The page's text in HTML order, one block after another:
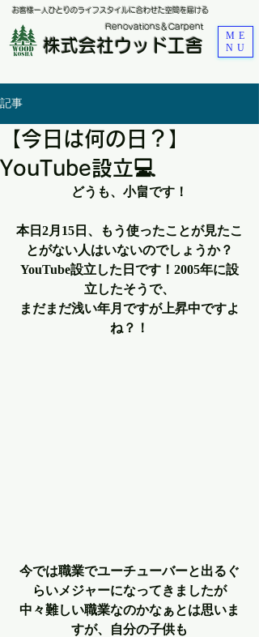
お客様一人ひとりのライフスタイルに合わせた空間を届ける
株式会社ウッド工舎
​Renovations＆Carpent
ME
NU
記事
【今日は何の日？】
YouTube設立💻
どうも、小畠です！
本日2月15日、もう使ったことが見たこ
とがない人はいないのでしょうか？
YouTube設立した日です！2005年に設
立したそうで、
まだまだ浅い年月ですが上昇中ですよ
ね？！
今では職業でユーチューバーと出るぐ
らいメジャーになってきましたが
中々難しい職業なのかなぁとは思いま
すが、自分の子供も